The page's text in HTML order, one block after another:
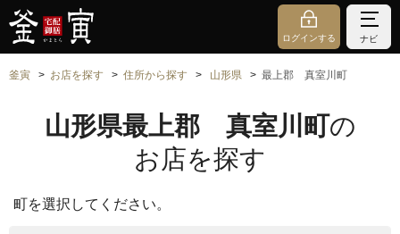
ログインする ナビ
釜寅 お店を探す 住所から探す 山形県 最上郡 真室川町
山形県最上郡 真室川町の
お店を探す
町を選択してください。